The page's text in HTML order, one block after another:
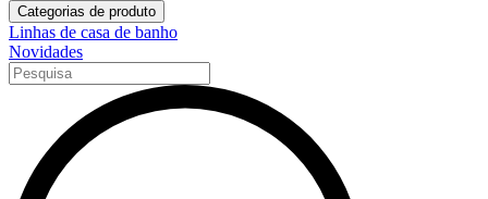
Categorias de produto
Linhas de casa de banho
Novidades